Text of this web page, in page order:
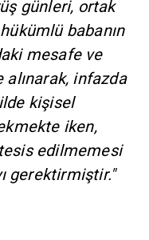
günleri, ortak
babanın
mesafe ve
infazda
kişisel
iken,
edilmemesi
gerektirmiştir."